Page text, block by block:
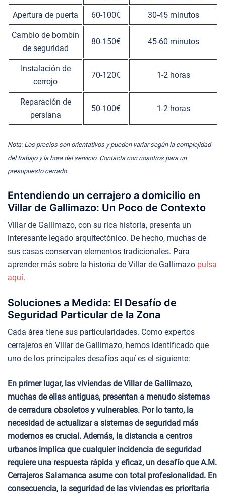
Apertura de puerta 60-100€ 30-45 minutos
Cambio de bombín
de seguridad
80-150€ 45-60 minutos
Instalación de
cerrojo
70-120€ 1-2 horas
Reparación de
persiana
50-100€ 1-2 horas
Nota: Los precios son orientativos y pueden variar según la complejidad
del trabajo y la hora del servicio. Contacta con nosotros para un
presupuesto cerrado.
Entendiendo un cerrajero a domicilio en
Villar de Gallimazo: Un Poco de Contexto
Villar de Gallimazo, con su rica historia, presenta un
interesante legado arquitectónico. De hecho, muchas de
sus casas conservan elementos tradicionales. Para
aprender más sobre la historia de Villar de Gallimazo pulsa
aquí.
Soluciones a Medida: El Desafío de
Seguridad Particular de la Zona
Cada área tiene sus particularidades. Como expertos
cerrajeros en Villar de Gallimazo, hemos identificado que
uno de los principales desafíos aquí es el siguiente:
En primer lugar, las viviendas de Villar de Gallimazo,
muchas de ellas antiguas, presentan a menudo sistemas
de cerradura obsoletos y vulnerables. Por lo tanto, la
necesidad de actualizar a sistemas de seguridad más
modernos es crucial. Además, la distancia a centros
urbanos implica que cualquier incidencia de seguridad
requiere una respuesta rápida y eficaz, un desafío que A.M.
Cerrajeros Salamanca asume con total profesionalidad. En
consecuencia, la seguridad de las viviendas es prioritaria